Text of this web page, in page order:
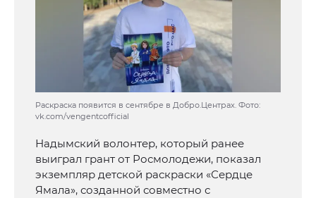
Раскраска появится в сентябре в Добро.Центрах. Фото:
vk.com/vengentcofficial
Надымский волонтер, который ранее
выиграл грант от Росмолодежи, показал
экземпляр детской раскраски «Сердце
Ямала», созданной совместно с